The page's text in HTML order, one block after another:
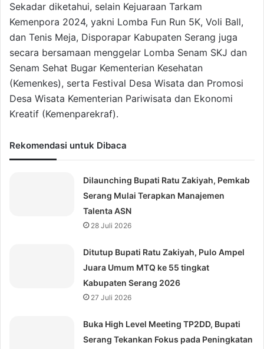
Sekadar diketahui, selain Kejuaraan Tarkam
Kemenpora 2024, yakni Lomba Fun Run 5K, Voli Ball,
dan Tenis Meja, Disporapar Kabupaten Serang juga
secara bersamaan menggelar Lomba Senam SKJ dan
Senam Sehat Bugar Kementerian Kesehatan
(Kemenkes), serta Festival Desa Wisata dan Promosi
Desa Wisata Kementerian Pariwisata dan Ekonomi
Kreatif (Kemenparekraf).
Rekomendasi untuk Dibaca
Dilaunching Bupati Ratu Zakiyah, Pemkab
Serang Mulai Terapkan Manajemen
Talenta ASN
28 Juli 2026
Ditutup Bupati Ratu Zakiyah, Pulo Ampel
Juara Umum MTQ ke 55 tingkat
Kabupaten Serang 2026
27 Juli 2026
Buka High Level Meeting TP2DD, Bupati
Serang Tekankan Fokus pada Peningkatan